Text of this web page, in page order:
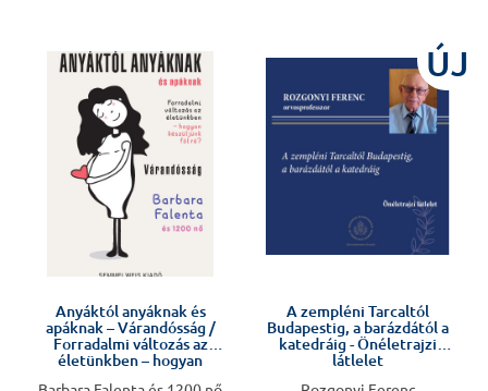
Anyáktól anyáknak és
apáknak – Várandósság /
Forradalmi változás az
életünkben – hogyan
ÚJ
A zempléni Tarcaltól
Budapestig, a barázdától a
katedráig - Önéletrajzi
látlelet